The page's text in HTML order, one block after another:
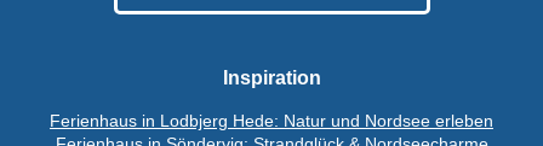
Inspiration
Ferienhaus in Lodbjerg Hede: Natur und Nordsee erleben